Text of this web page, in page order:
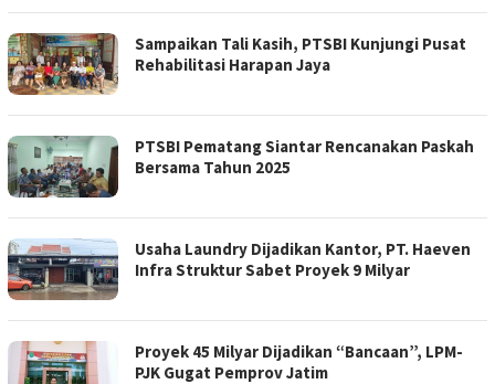
Sampaikan Tali Kasih, PTSBI Kunjungi Pusat
Rehabilitasi Harapan Jaya
PTSBI Pematang Siantar Rencanakan Paskah
Bersama Tahun 2025
Usaha Laundry Dijadikan Kantor, PT. Haeven
Infra Struktur Sabet Proyek 9 Milyar
Proyek 45 Milyar Dijadikan “Bancaan”, LPM-
PJK Gugat Pemprov Jatim